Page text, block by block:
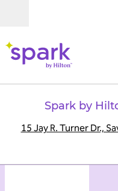
Spark by
15 Jay R. Turner Dr.,